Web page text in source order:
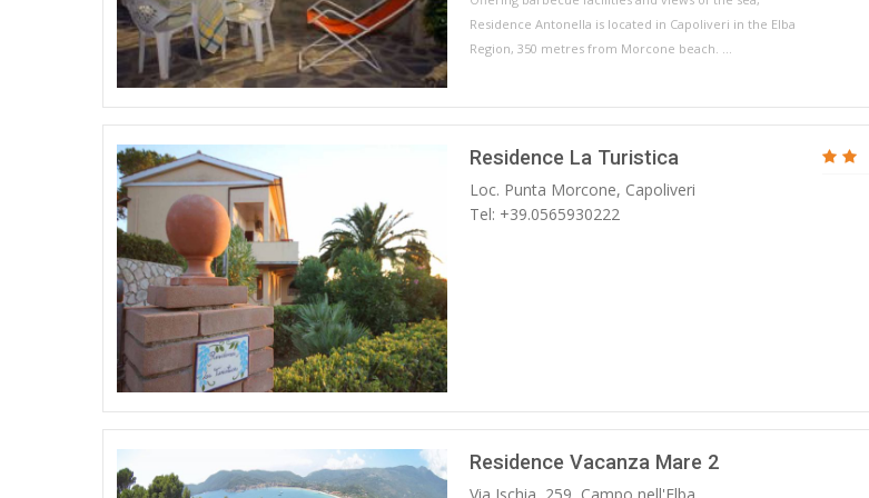
Residence Antonella is located in Capoliveri in the Elba
Region, 350 metres from Morcone beach. ...
Residence La Turistica
Loc. Punta Morcone, Capoliveri
Tel: +39.0565930222
Residence Vacanza Mare 2